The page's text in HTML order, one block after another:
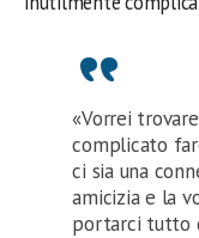
«Vorrei
complicato
ci sia una
amicizia e la
portarci tutto